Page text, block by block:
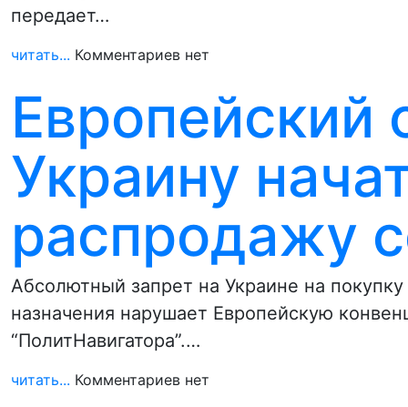
передает…
читать... Комментариев нет
Европейский
Украину
распродажу
Абсолютный запрет на Украине на
назначения нарушает Европейскую
“ПолитНавигатора”.…
читать... Комментариев нет